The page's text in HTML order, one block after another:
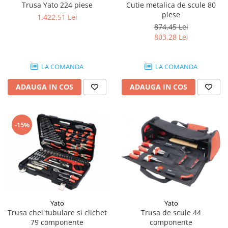
Intrerupator 3 pozitii
Relee 12V
Lampi spate
Orometru
Microintrerupator
Calculatoare utilaje
Electrovalva - electroventil - electro
Bobina 12V
Senzor de vant - anemometru
Intrerupator 4 pozitii
Bobina 20V
Lampi semnalizare
Piese Barford
Piese Antonio Carraro
Piese Airo
Piese Aebi
Piese Doosan Daewoo
Piese Agritalia - Carraro
Piese Doppstadt
Piese Fai
Piese Kalmar
Piese Lansing Bagnall
Piese Laupetre
Trusa Yato 224 piese
1.422,51 Lei
LA COMANDA
ADAUGA IN COS
Cutie metalica de scule 80
piese
874,45 Lei
803,28 Lei
LA COMANDA
ADAUGA IN COS
-15%
Yato
Trusa chei tubulare si clichet
79 componente
Yato
Trusa de scule 44
componente